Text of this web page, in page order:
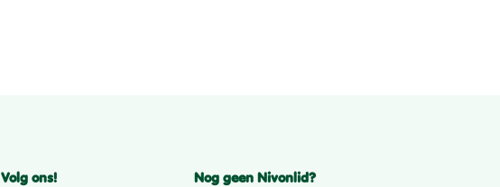
Volg ons! Nog geen Nivonlid?